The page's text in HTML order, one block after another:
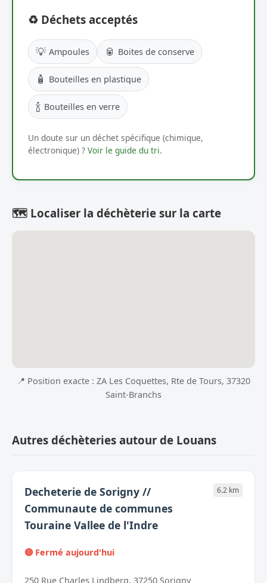
♻️ Déchets acceptés
💡 Ampoules 🥫 Boites de conserve
🧴 Bouteilles en plastique
🍾 Bouteilles en verre
Un doute sur un déchet spécifique (chimique,
électronique) ? Voir le guide du tri.
🗺️ Localiser la déchèterie sur la carte
📍 Position exacte : ZA Les Coquettes, Rte de Tours, 37320
Saint-Branchs
Autres déchèteries autour de Louans
Decheterie de Sorigny //
Communaute de communes
Touraine Vallee de l'Indre
6.2 km
🔴 Fermé aujourd'hui
250 Rue Charles Lindberg, 37250 Sorigny